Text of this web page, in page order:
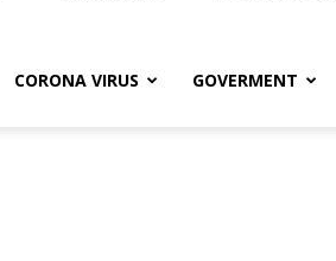
CORONA VIRUS GOVERMENT